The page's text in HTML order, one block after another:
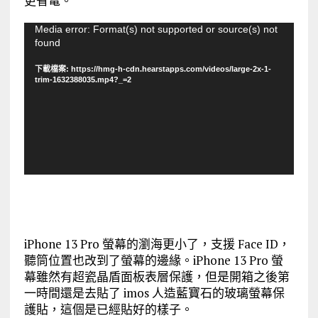
訊
播
放
Media error: Format(s) not supported or source(s) not
found
下載檔案: https://hmg-h-cdn.hearstapps.com/videos/large-2x-1-
trim-1632388035.mp4?_=2
iPhone 13 Pro 螢幕的瀏海更小了，支援 Face ID，
聽筒位置也改到了螢幕的邊緣。iPhone 13 Pro 螢
幕雖然有超瓷晶盾面板表層保護，但是開箱之後第
一時間還是去貼了 imos 人造藍寶石的玻璃螢幕保
護貼，這個是已經貼好的樣子。